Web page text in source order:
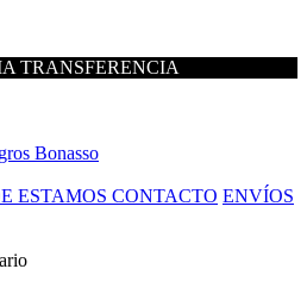
TRANSFERENCIA
ESTAMOS CONTACTO ENVÍOS